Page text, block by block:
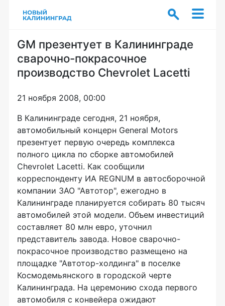
GM презентует в Калининграде
сварочно-покрасочное
производство Chevrolet Lacetti
21 ноября 2008, 00:00
В Калининграде сегодня, 21 ноября,
автомобильный концерн General Motors
презентует первую очередь комплекса
полного цикла по сборке автомобилей
Chevrolet Lacetti. Как сообщили
корреспонденту ИА REGNUM в автосборочной
компании ЗАО "Автотор", ежегодно в
Калининграде планируется собирать 80 тысяч
автомобилей этой модели. Объем инвестиций
составляет 80 млн евро, уточнил
представитель завода. Новое сварочно-
покрасочное производство размещено на
площадке "Автотор-холдинга" в поселке
Космодемьянского в городской черте
Калининграда. На церемонию схода первого
автомобиля с конвейера ожидают